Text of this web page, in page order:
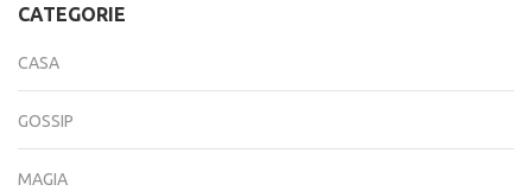
CATEGORIE
CASA
GOSSIP
MAGIA